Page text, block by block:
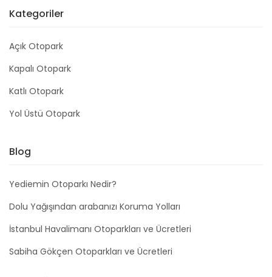
Kategoriler
Açık Otopark
Kapalı Otopark
Katlı Otopark
Yol Üstü Otopark
Blog
Yediemin Otoparkı Nedir?
Dolu Yağışından arabanızı Koruma Yolları
İstanbul Havalimanı Otoparkları ve Ücretleri
Sabiha Gökçen Otoparkları ve Ücretleri